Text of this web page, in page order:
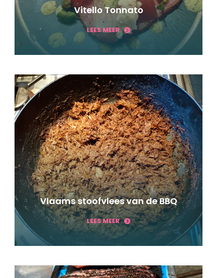
Vitello Tonnato
LEES MEER
Vlaams stoofvlees van de BBQ
LEES MEER